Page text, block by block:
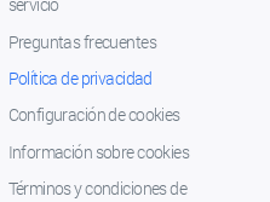
Preguntas frecuentes
Política de privacidad
Configuración de cookies
Información sobre cookies
Términos y condiciones de